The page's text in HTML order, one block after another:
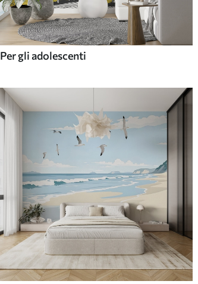
Per gli adolescenti